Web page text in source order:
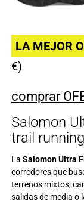
LA MEJOR
€)
comprar
Salomon
trail
La Salomon Ultra
corredores que
terrenos mixtos,
salidas de media o